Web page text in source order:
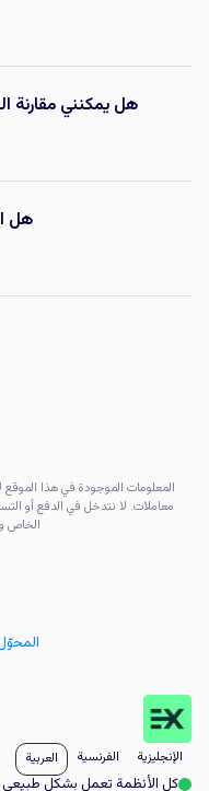
هل يمكنني مقارنة
هل
معاملات. لا نتدخل في الدفع أو
الخاص
الإنجليزية الفرنسية العربية
كل الأنظمة تعمل بشكل طبيعي